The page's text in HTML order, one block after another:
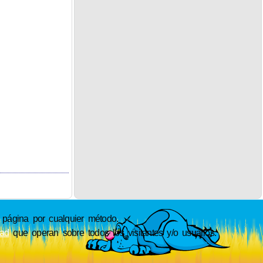
por cualquier método.
que operan sobre todos los visitantes y/o usuarios.